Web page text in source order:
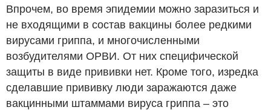
Впрочем, во время эпидемии можно заразиться и
не входящими в состав вакцины более редкими
вирусами гриппа, и многочисленными
возбудителями ОРВИ. От них специфической
защиты в виде прививки нет. Кроме того, изредка
сделавшие прививку люди заражаются даже
вакцинными штаммами вируса гриппа – это